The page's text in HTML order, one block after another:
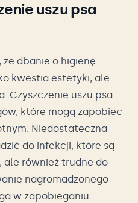
uszu psa
że dbanie o higienę
kwestia estetyki, ale
Czyszczenie uszu psa
które mogą zapobiec
Niedostateczna
do infekcji, które są
ale również trudne do
nagromadzonego
w zapobieganiu